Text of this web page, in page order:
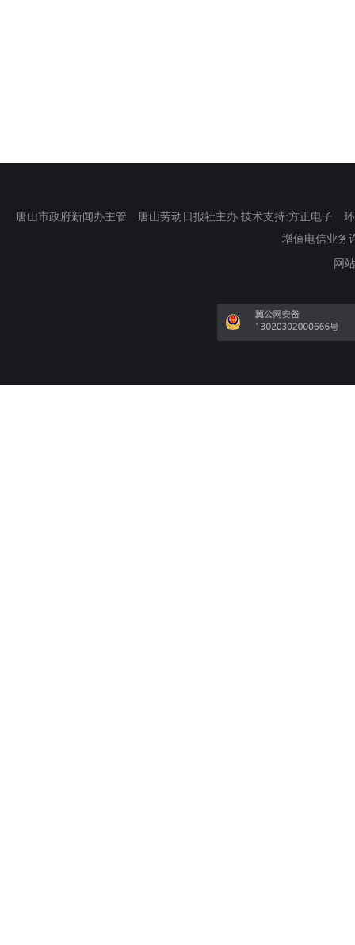
唐山市政府新闻办主管 唐山劳动日报社主办 技术支持:方正电子
增值电信业务
网